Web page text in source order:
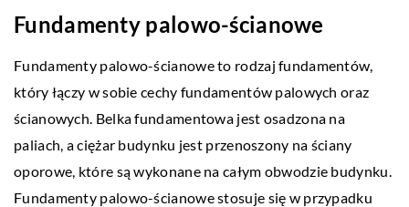
Fundamenty palowo-ścianowe
Fundamenty palowo-ścianowe to rodzaj fundamentów,
który łączy w sobie cechy fundamentów palowych oraz
ścianowych. Belka fundamentowa jest osadzona na
paliach, a ciężar budynku jest przenoszony na ściany
oporowe, które są wykonane na całym obwodzie budynku.
Fundamenty palowo-ścianowe stosuje się w przypadku